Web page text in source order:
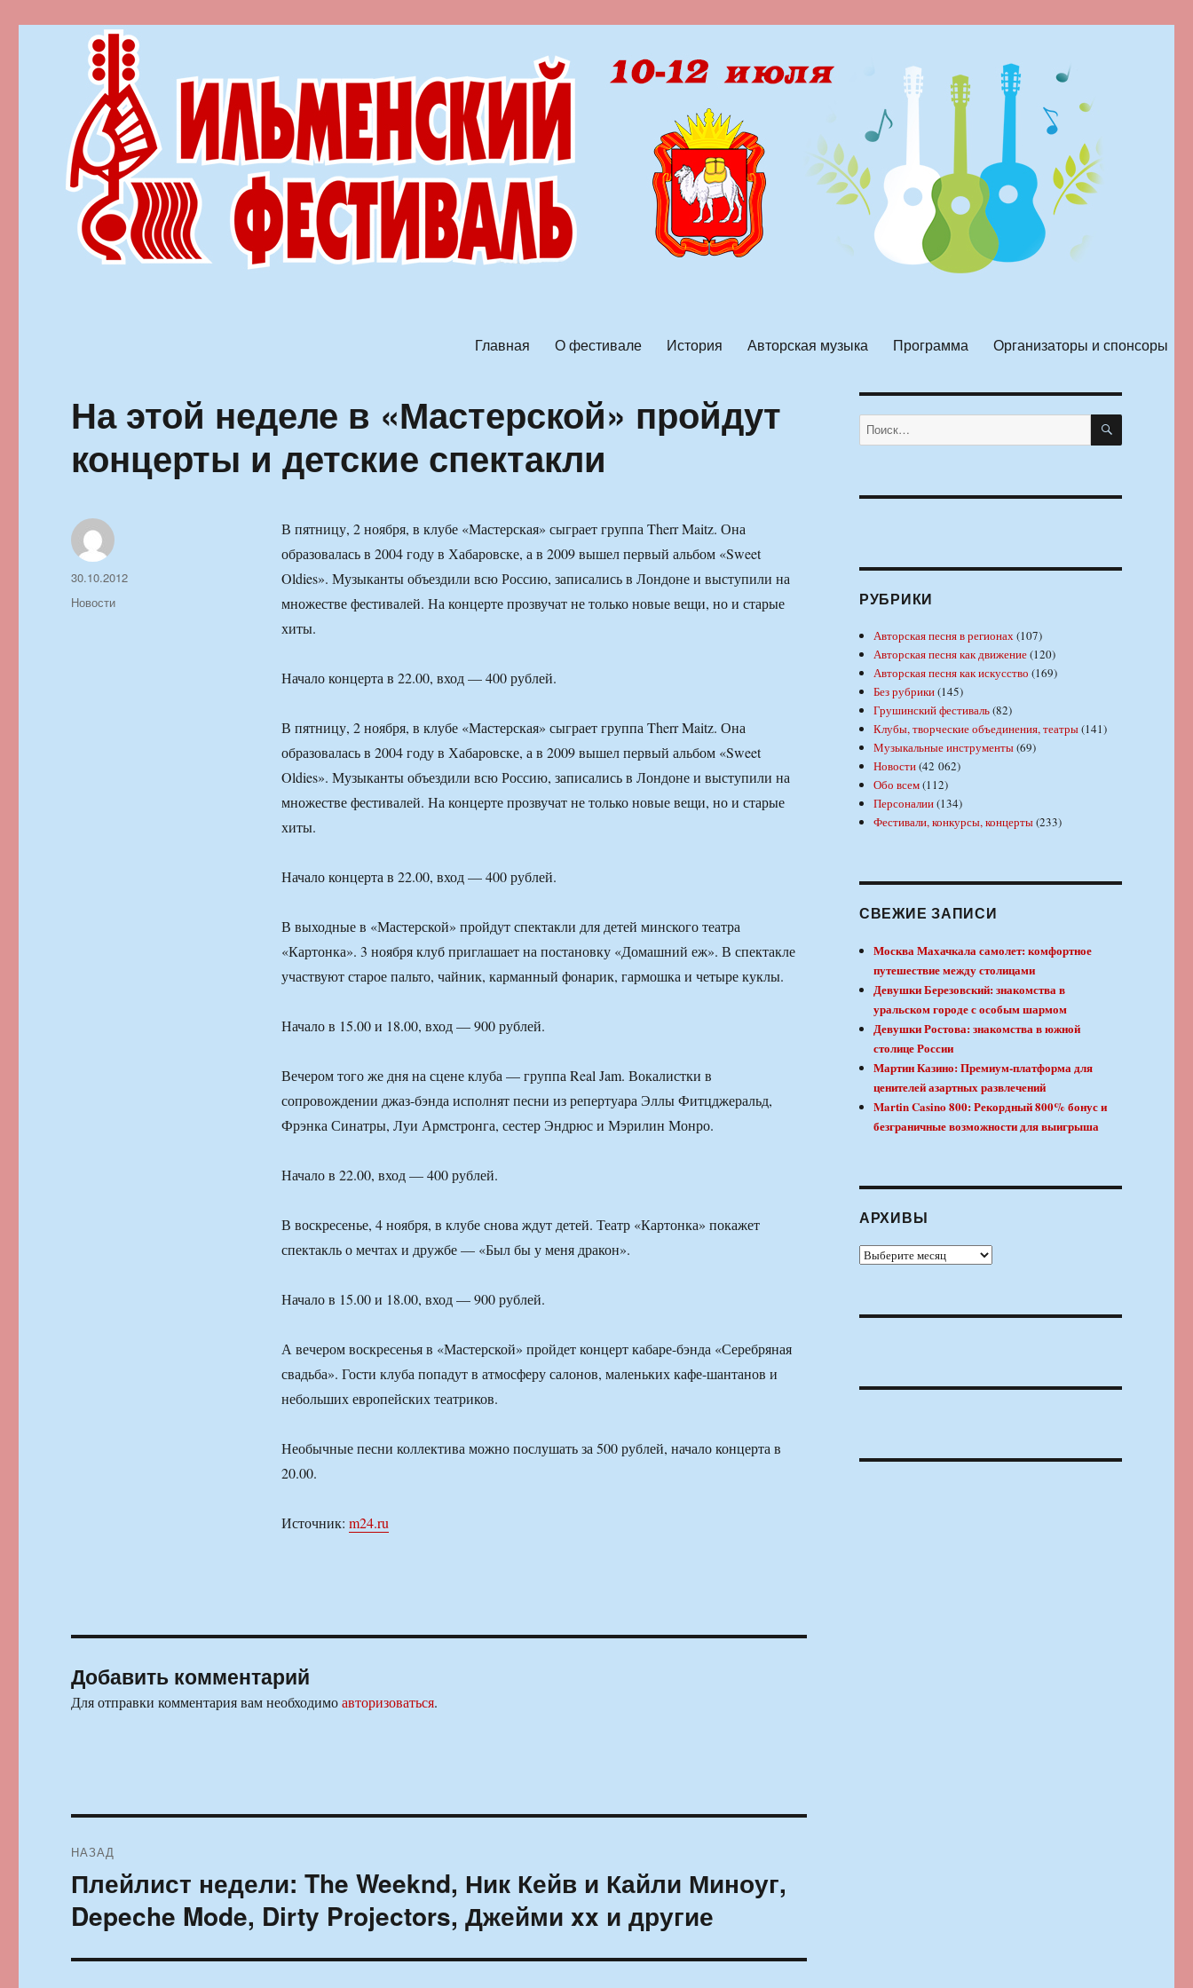
Главная О фестивале История Авторская музыка Программа Организаторы и спонсоры
На этой неделе в «Мастерской» пройдут
концерты и детские спектакли
В пятницу, 2 ноября, в клубе «Мастерская» сыграет группа Therr Maitz. Она
образовалась в 2004 году в Хабаровске, а в 2009 вышел первый альбом «Sweet
Oldies». Музыканты объездили всю Россию, записались в Лондоне и выступили на
множестве фестивалей. На концерте прозвучат не только новые вещи, но и старые
хиты.
Начало концерта в 22.00, вход — 400 рублей.
В пятницу, 2 ноября, в клубе «Мастерская» сыграет группа Therr Maitz. Она
образовалась в 2004 году в Хабаровске, а в 2009 вышел первый альбом «Sweet
Oldies». Музыканты объездили всю Россию, записались в Лондоне и выступили на
множестве фестивалей. На концерте прозвучат не только новые вещи, но и старые
хиты.
Начало концерта в 22.00, вход — 400 рублей.
В выходные в «Мастерской» пройдут спектакли для детей минского театра
«Картонка». 3 ноября клуб приглашает на постановку «Домашний еж». В спектакле
участвуют старое пальто, чайник, карманный фонарик, гармошка и четыре куклы.
Начало в 15.00 и 18.00, вход — 900 рублей.
Вечером того же дня на сцене клуба — группа Real Jam. Вокалистки в
сопровождении джаз-бэнда исполнят песни из репертуара Эллы Фитцджеральд,
Фрэнка Синатры, Луи Армстронга, сестер Эндрюс и Мэрилин Монро.
Начало в 22.00, вход — 400 рублей.
В воскресенье, 4 ноября, в клубе снова ждут детей. Театр «Картонка» покажет
спектакль о мечтах и дружбе — «Был бы у меня дракон».
Начало в 15.00 и 18.00, вход — 900 рублей.
А вечером воскресенья в «Мастерской» пройдет концерт кабаре-бэнда «Серебряная
свадьба». Гости клуба попадут в атмосферу салонов, маленьких кафе-шантанов и
небольших европейских театриков.
Необычные песни коллектива можно послушать за 500 рублей, начало концерта в
20.00.
Источник: m24.ru
Автор
Опубликовано
30.10.2012
Рубрики
Новости
Добавить комментарий
Для отправки комментария вам необходимоавторизоваться.
по
записям
НАЗАД
Предыдущая
запись:
Плейлист недели: The Weeknd, Ник Кейв и Кайли Миноуг,
Depeche Mode, Dirty Projectors, Джейми xx и другие
Искать: ПОИСК
РУБРИКИ
Авторская песня в регионах(107)
Авторская песня как движение(120)
Авторская песня как искусство (169)
Без рубрики(145)
Грушинский фестиваль(82)
Клубы, творческие объединения, театры(141)
Музыкальные инструменты(69)
Новости(42 062)
Обо всем(112)
Персоналии(134)
Фестивали, конкурсы, концерты(233)
СВЕЖИЕ ЗАПИСИ
Москва Махачкала самолет: комфортное
путешествие между столицами
Девушки Березовский: знакомства в
уральском городе с особым шармом
Девушки Ростова: знакомства в южной
столице России
Мартин Казино: Премиум-платформа для
ценителей азартных развлечений
Martin Casino 800: Рекордный 800% бонус и
безграничные возможности для выигрыша
АРХИВЫ
Архивы